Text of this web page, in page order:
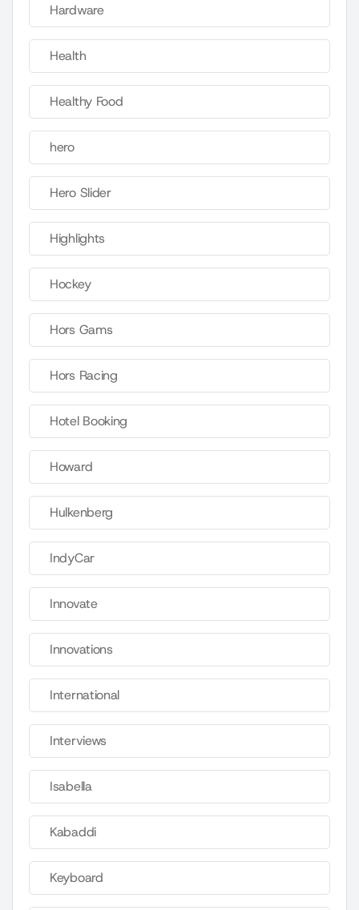
Hardware
Health
Healthy Food
hero
Hero Slider
Highlights
Hockey
Hors Gams
Hors Racing
Hotel Booking
Howard
Hulkenberg
IndyCar
Innovate
Innovations
International
Interviews
Isabella
Kabaddi
Keyboard